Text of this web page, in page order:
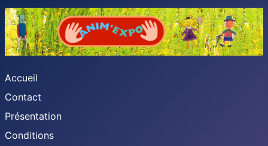
Accueil
Contact
Présentation
Conditions